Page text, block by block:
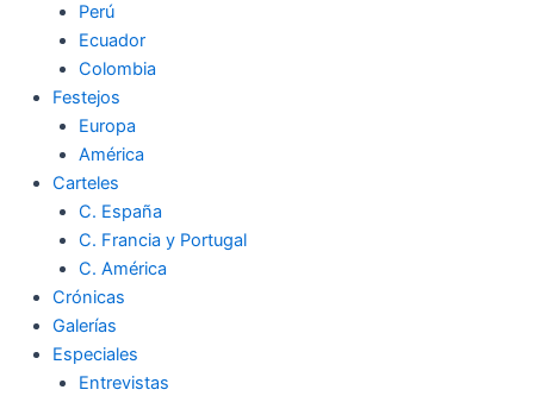
Perú
Ecuador
Colombia
Festejos
Europa
América
Carteles
C. España
C. Francia y Portugal
C. América
Crónicas
Galerías
Especiales
Entrevistas